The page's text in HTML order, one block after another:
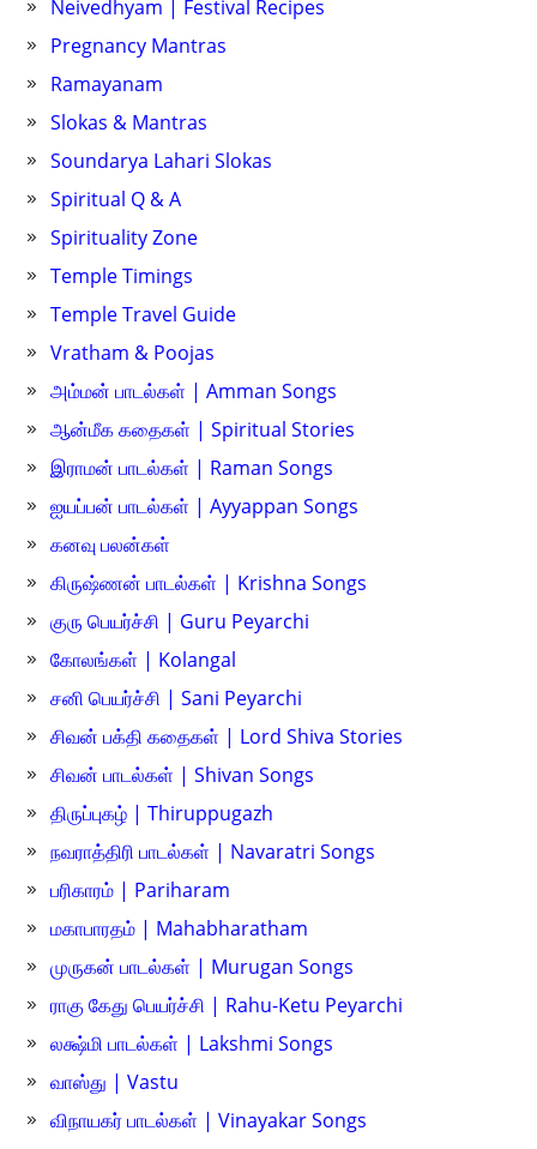
Neivedhyam | Festival Recipes
Pregnancy Mantras
Ramayanam
Slokas & Mantras
Soundarya Lahari Slokas
Spiritual Q & A
Spirituality Zone
Temple Timings
Temple Travel Guide
Vratham & Poojas
அம்மன் பாடல்கள் | Amman Songs
ஆன்மீக கதைகள் | Spiritual Stories
இராமன் பாடல்கள் | Raman Songs
ஐயப்பன் பாடல்கள் | Ayyappan Songs
கனவு பலன்கள்
கிருஷ்ணன் பாடல்கள் | Krishna Songs
குரு பெயர்ச்சி | Guru Peyarchi
கோலங்கள் | Kolangal
சனி பெயர்ச்சி | Sani Peyarchi
சிவன் பக்தி கதைகள் | Lord Shiva Stories
சிவன் பாடல்கள் | Shivan Songs
திருப்புகழ் | Thiruppugazh
நவராத்திரி பாடல்கள் | Navaratri Songs
பரிகாரம் | Pariharam
மகாபாரதம் | Mahabharatham
முருகன் பாடல்கள் | Murugan Songs
ராகு கேது பெயர்ச்சி | Rahu-Ketu Peyarchi
லக்ஷ்மி பாடல்கள் | Lakshmi Songs
வாஸ்து | Vastu
விநாயகர் பாடல்கள் | Vinayakar Songs